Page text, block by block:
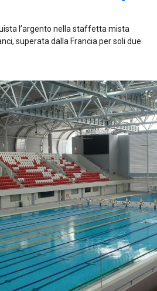
l’argento nella staffetta mista
superata dalla Francia per soli due